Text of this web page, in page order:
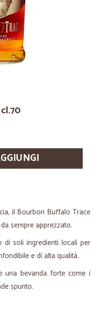
il Bourbon Buffalo Trace
sempre apprezzato.
di soli ingredienti locali per
e di alta qualità.
una bevanda forte come i
spunto.